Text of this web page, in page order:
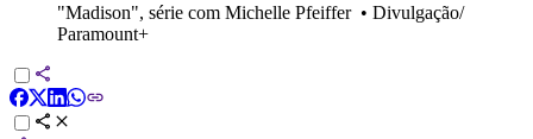
"Madison", série com Michelle Pfeiffer• Divulgação/
Paramount+